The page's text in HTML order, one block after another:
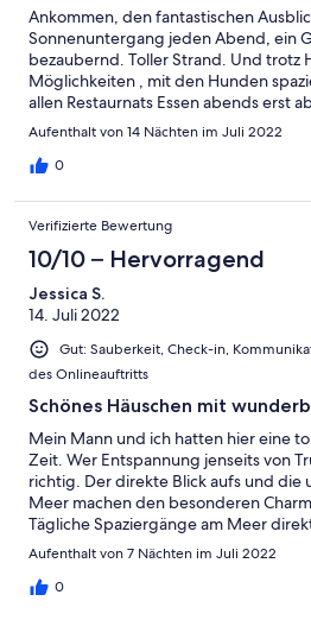
Ankommen, den fantastischen
Sonnenuntergang jeden Abend, ein
bezaubernd. Toller Strand. Und trotz
Möglichkeiten , mit den Hunden
allen Restaurnats Essen abends erst
reservieren.
Aufenthalt von 14 Nächten im Juli 2022
0
Verifizierte Bewertung
10/10 – Hervorragend
Jessica S.
14. Juli 2022
Gut: Sauberkeit, Check-in,
des Onlineauftritts
Schönes Häuschen mit
Mein Mann und ich hatten hier eine
Zeit. Wer Entspannung jenseits von
richtig. Der direkte Blick aufs und die
Meer machen den besonderen
Tägliche Spaziergänge am Meer
Abend Sonnenuntergang pur vom
Auch das Hauptbett mit breiter
Aufenthalt von 7 Nächten im Juli 2022
0